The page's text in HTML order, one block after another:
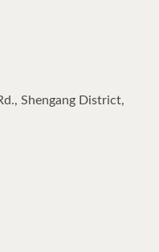
Shengang District,